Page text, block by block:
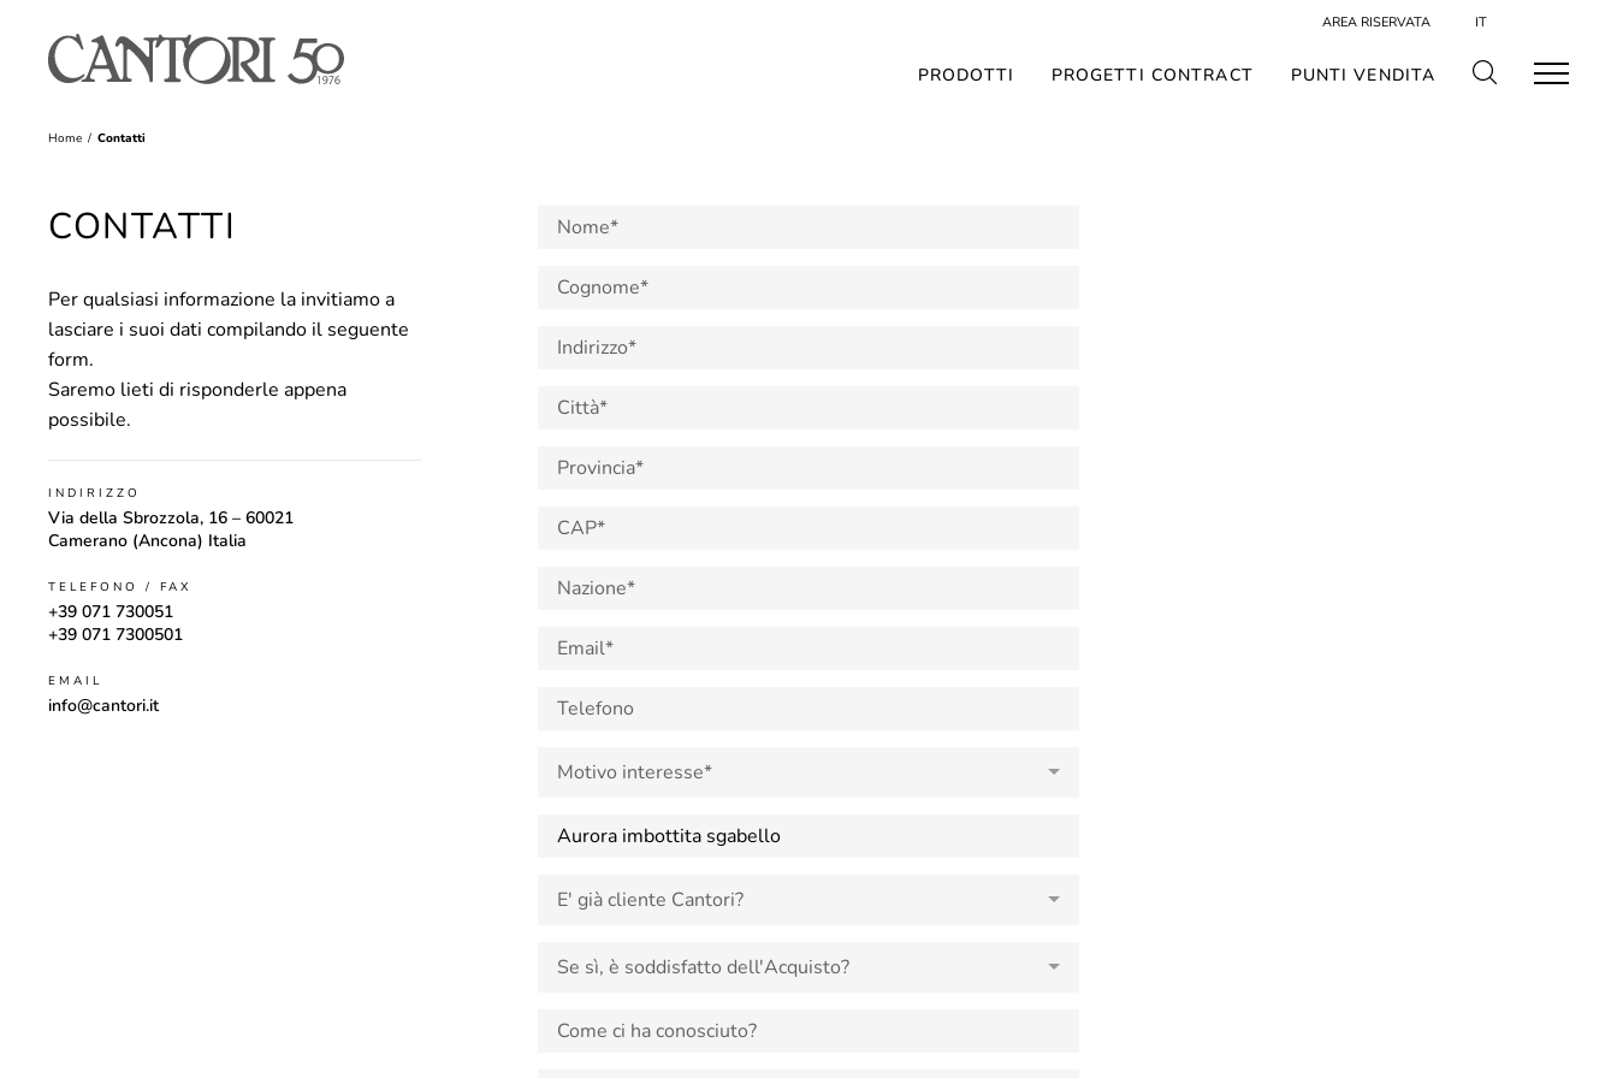
AREA RISERVATA IT
PRODOTTI PROGETTI CONTRACT PUNTI VENDITA
Home Contatti
CONTATTI
Per qualsiasi informazione la invitiamo a
lasciare i suoi dati compilando il seguente
form.
Saremo lieti di risponderle appena
possibile.
INDIRIZZO
Via della Sbrozzola, 16 – 60021
Camerano (Ancona) Italia
TELEFONO / FAX
+39 071 730051
+39 071 7300501
EMAIL
info@cantori.it
Motivo interesse*
E' già cliente Cantori?
Se sì, è soddisfatto dell'Acquisto?